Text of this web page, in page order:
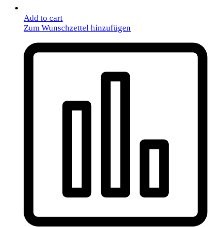
Add to cart
Zum Wunschzettel hinzufügen